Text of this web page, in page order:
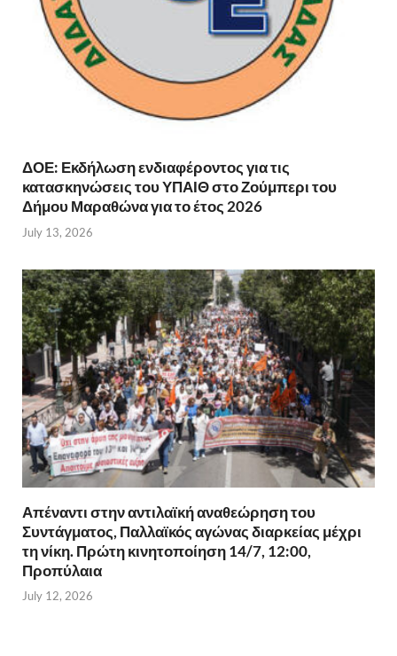
ΔΟΕ: Εκδήλωση ενδιαφέροντος για τις
κατασκηνώσεις του ΥΠΑΙΘ στο Ζούμπερι του
Δήμου Μαραθώνα για το έτος 2026
July 13, 2026
Απέναντι στην αντιλαϊκή αναθεώρηση του
Συντάγματος, Παλλαϊκός αγώνας διαρκείας μέχρι
τη νίκη. Πρώτη κινητοποίηση 14/7, 12:00,
Προπύλαια
July 12, 2026